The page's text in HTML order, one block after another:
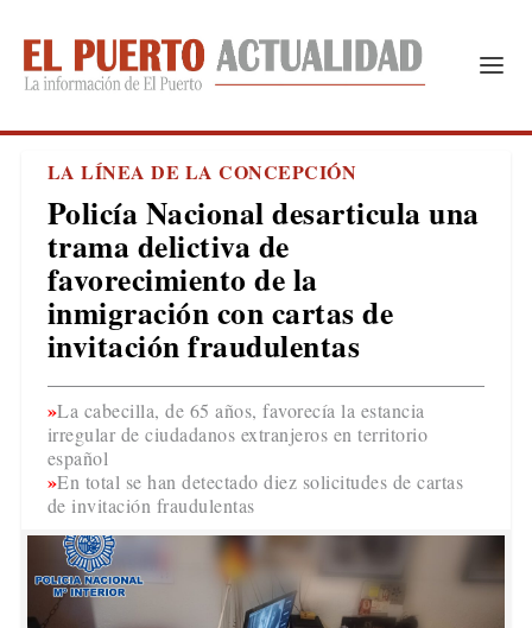
LA LÍNEA DE LA CONCEPCIÓN
Policía Nacional desarticula una
trama delictiva de
favorecimiento de la
inmigración con cartas de
invitación fraudulentas
La cabecilla, de 65 años, favorecía la estancia
irregular de ciudadanos extranjeros en territorio
español
En total se han detectado diez solicitudes de cartas
de invitación fraudulentas